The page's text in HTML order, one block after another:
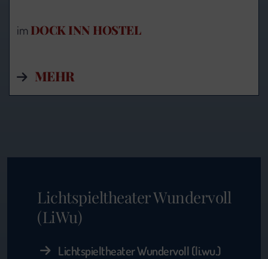
imDOCK INN HOSTEL
MEHR
Lichtspieltheater Wundervoll
(LiWu)
Lichtspieltheater Wundervoll (li.wu.)